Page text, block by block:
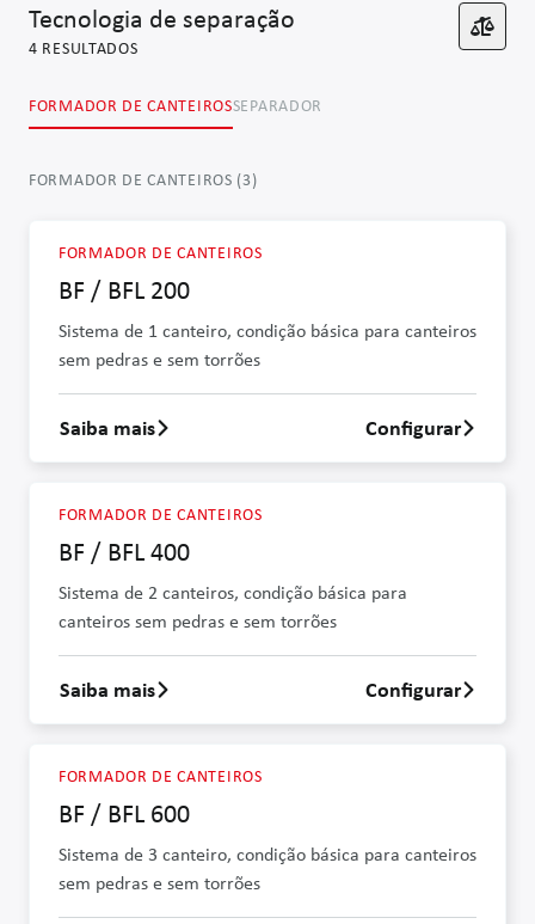
Tecnologia de separação
4 RESULTADOS
FORMADOR DE CANTEIROSSEPARADOR
FORMADOR DE CANTEIROS (3)
FORMADOR DE CANTEIROS
BF / BFL 200
Sistema de 1 canteiro, condição básica para canteiros
sem pedras e sem torrões
Saber mais sobre BF / BFL 200
Saiba mais Configurar
FORMADOR DE CANTEIROS
BF / BFL 400
Sistema de 2 canteiros, condição básica para
canteiros sem pedras e sem torrões
Saber mais sobre BF / BFL 400
Saiba mais Configurar
FORMADOR DE CANTEIROS
BF / BFL 600
Sistema de 3 canteiro, condição básica para canteiros
sem pedras e sem torrões